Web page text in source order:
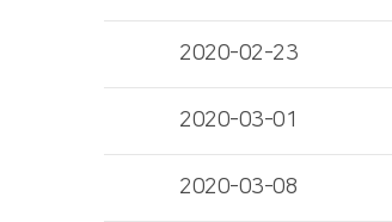
2020-02-23
2020-03-01
2020-03-08